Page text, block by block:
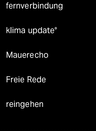
fernverbindung
klima update°
Mauerecho
Freie Rede
reingehen